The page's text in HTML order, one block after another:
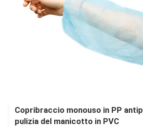
Copribraccio monouso in PP
pulizia del manicotto in PVC